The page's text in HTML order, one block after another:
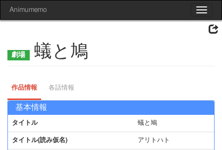
Toggle
Animumemo
蟻と鳩
作品情報 各話情報
基本情報
タイトル 蟻と鳩
タイトル(読み仮名) アリトハト